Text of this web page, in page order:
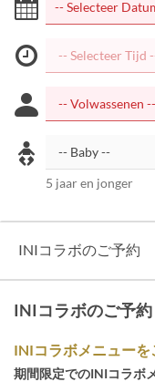
5 jaar en jonger
INIコラボのご予約
INIコラボのご予約
INIコラボメニューを
期間限定でのINIコラボ